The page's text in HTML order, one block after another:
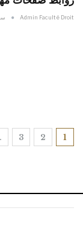
Admin Faculté Droit
1
2
3